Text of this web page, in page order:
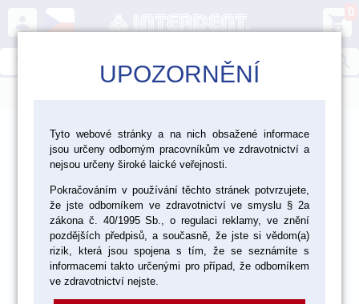
person shopping_cart
0
> Ordinace > Jednorázový materiál > Savky
UPOZORNĚNÍ
Tyto webové stránky a na nich obsažené informace
jsou určeny odborným pracovníkům ve zdravotnictví a
nejsou určeny široké laické veřejnosti.
Pokračováním v používání těchto stránek potvrzujete,
že jste odborníkem ve zdravotnictví ve smyslu § 2a
zákona č. 40/1995 Sb., o regulaci reklamy, ve znění
pozdějších předpisů, a současně, že jste si vědom(a)
rizik, která jsou spojena s tím, že se seznámíte s
informacemi takto určenými pro případ, že odborníkem
ve zdravotnictví nejste.